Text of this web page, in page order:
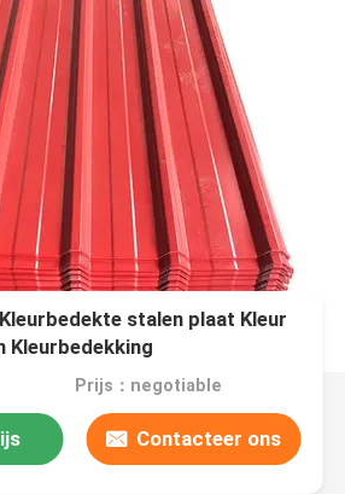
stalen plaat Kleur
Kleurbedekking
Prijs：negotiable
Contacteer ons